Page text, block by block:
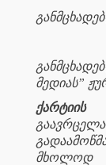
მედიას”
ქარტიის
მხოლოდ